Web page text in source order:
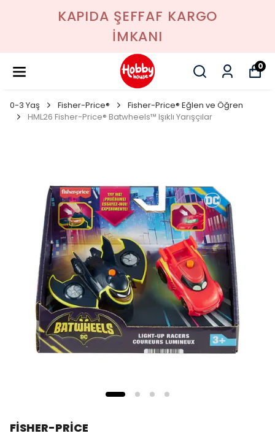
KAPIDA ŞEFFAF KARGO
İMKANI
0
0-3 Yaş Fisher-Price®
Fisher-Price® Eğlen ve Öğren
HML26 Fisher-Price® Batwheels™ Işıklı Yarışçılar
FİSHER-PRİCE